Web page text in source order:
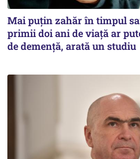
Mai puțin zahăr în timpul
primii doi ani de viață ar
de demență, arată un studiu